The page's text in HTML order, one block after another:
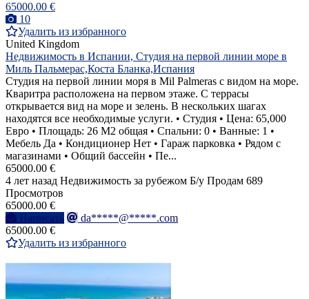
65000.00 €
10
Удалить из избранного
United Kingdom
Недвижимость в Испании, Студия на первой линии море в
Миль Пальмерас,Коста Бланка,Испания
Студия на первой линии моря в Mil Palmeras с видом на море.
Кваритра расположена на первом этаже. С террасы
открывается вид на море и зелень. В нескольких шагах
находятся все необходимые услуги. • Студия • Цена: 65,000
Евро • Площадь: 26 M2 общая • Спальни: 0 • Ванные: 1 •
Мебель Да • Кондиционер Нет • Гараж парковка • Рядом с
магазинами • Общий бассейн • Пе...
65000.00 €
4 лет назад Недвижимость за рубежом Б/у Продам 689
Просмотров
65000.00 €
Написать
da*****@*****.com
65000.00 €
Удалить из избранного